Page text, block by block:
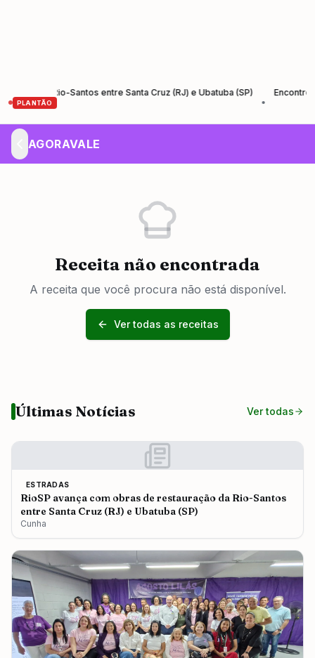
PLANTÃO
da Rio-Santos entre Santa Cruz (RJ) e Ubatuba (SP)
Encontro de
AGORAVALE
Receita não encontrada
A receita que você procura não está disponível.
Ver todas as receitas
Últimas Notícias Ver todas
ESTRADAS
RioSP avança com obras de restauração da Rio-Santos
entre Santa Cruz (RJ) e Ubatuba (SP)
Cunha